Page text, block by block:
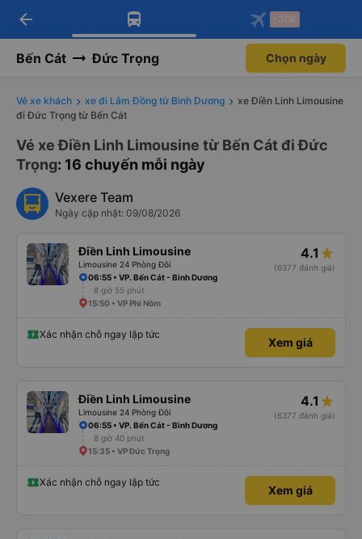
Tải app Vexere ngay!
Nhận ưu đãi thành viên độc
Mở app
Tải app Vexere
-30k/ghế khi đặt vé máy bay qua
Mở app
arrow_back -30k
Bến Cát Đức Trọng Chọn ngày
Vé xe khách xe đi Lâm Đồng từ Bình Dương
xe Điền Linh Limousine
đi Đức Trọng từ Bến Cát
Vé xe Điền Linh Limousine từ Bến Cát đi Đức
Trọng: 16 chuyến mỗi ngày
Vexere Team
Ngày cập nhật: 09/08/2026
Điền Linh Limousine
Limousine 24 Phòng Đôi
4.1
(6377 đánh giá)
06:55 • VP. Bến Cát - Bình Dương
8 giờ 55 phút
15:50 • VP Phi Nôm
Xác nhận chỗ ngay lập tức
Xem giá
Điền Linh Limousine
Limousine 24 Phòng Đôi
4.1
(6377 đánh giá)
06:55 • VP. Bến Cát - Bình Dương
8 giờ 40 phút
15:35 • VP Đức Trọng
Xác nhận chỗ ngay lập tức
Xem giá